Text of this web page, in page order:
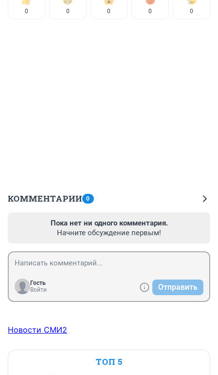
0 0 0 0 0
КОММЕНТАРИИ 0
Пока нет ни одного комментария.
Начните обсуждение первым!
Гость
Войти
Отправить
Новости СМИ2
ТОП 5